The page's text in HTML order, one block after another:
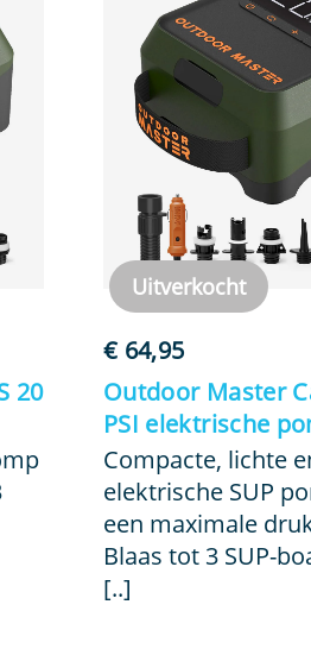
20
Uitverkocht
€64,95
Outdoor Master
PSI elektrische
Compacte, lichte
elektrische SUP
een maximale
Blaas tot 3 SUP-
[..]